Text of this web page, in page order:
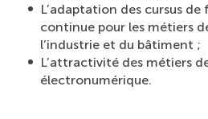
L’adaptation des cursus
continue pour les métiers
l’industrie et du bâtiment ;
L’attractivité des métiers
électronumérique.